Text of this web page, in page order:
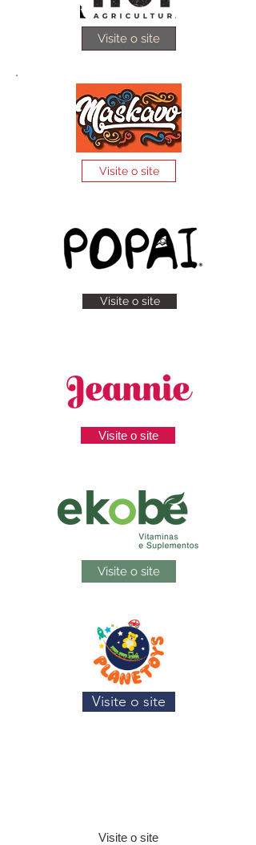
Visite o site
Visite o site
Visite o site
Visite o site
Visite o site
Visite o site
Visite o site